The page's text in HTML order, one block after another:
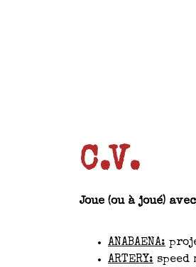
C.V.
Joue (ou à joué)
ANABAENA:
ARTERY: speed